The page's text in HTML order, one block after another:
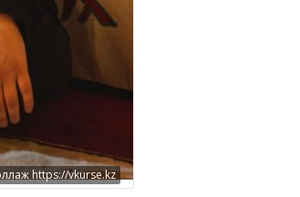
https://vkurse.kz